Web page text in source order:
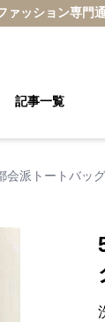
ァッション専門
記事一覧
会派トートバッグ